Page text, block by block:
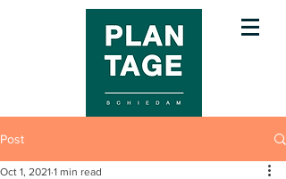
Post
Oct 1, 2021 1 min read